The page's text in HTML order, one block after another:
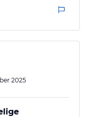
und ihre
unsere Belange
von Riezlern
bis fast zum
2025